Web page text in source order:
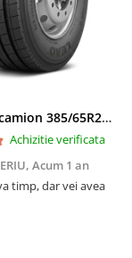
Anvelope camion 385/65R22.5 164K LEAO KTS300 24PR TL
Achizitie verificata
Acum 1 an
timp, dar vei avea